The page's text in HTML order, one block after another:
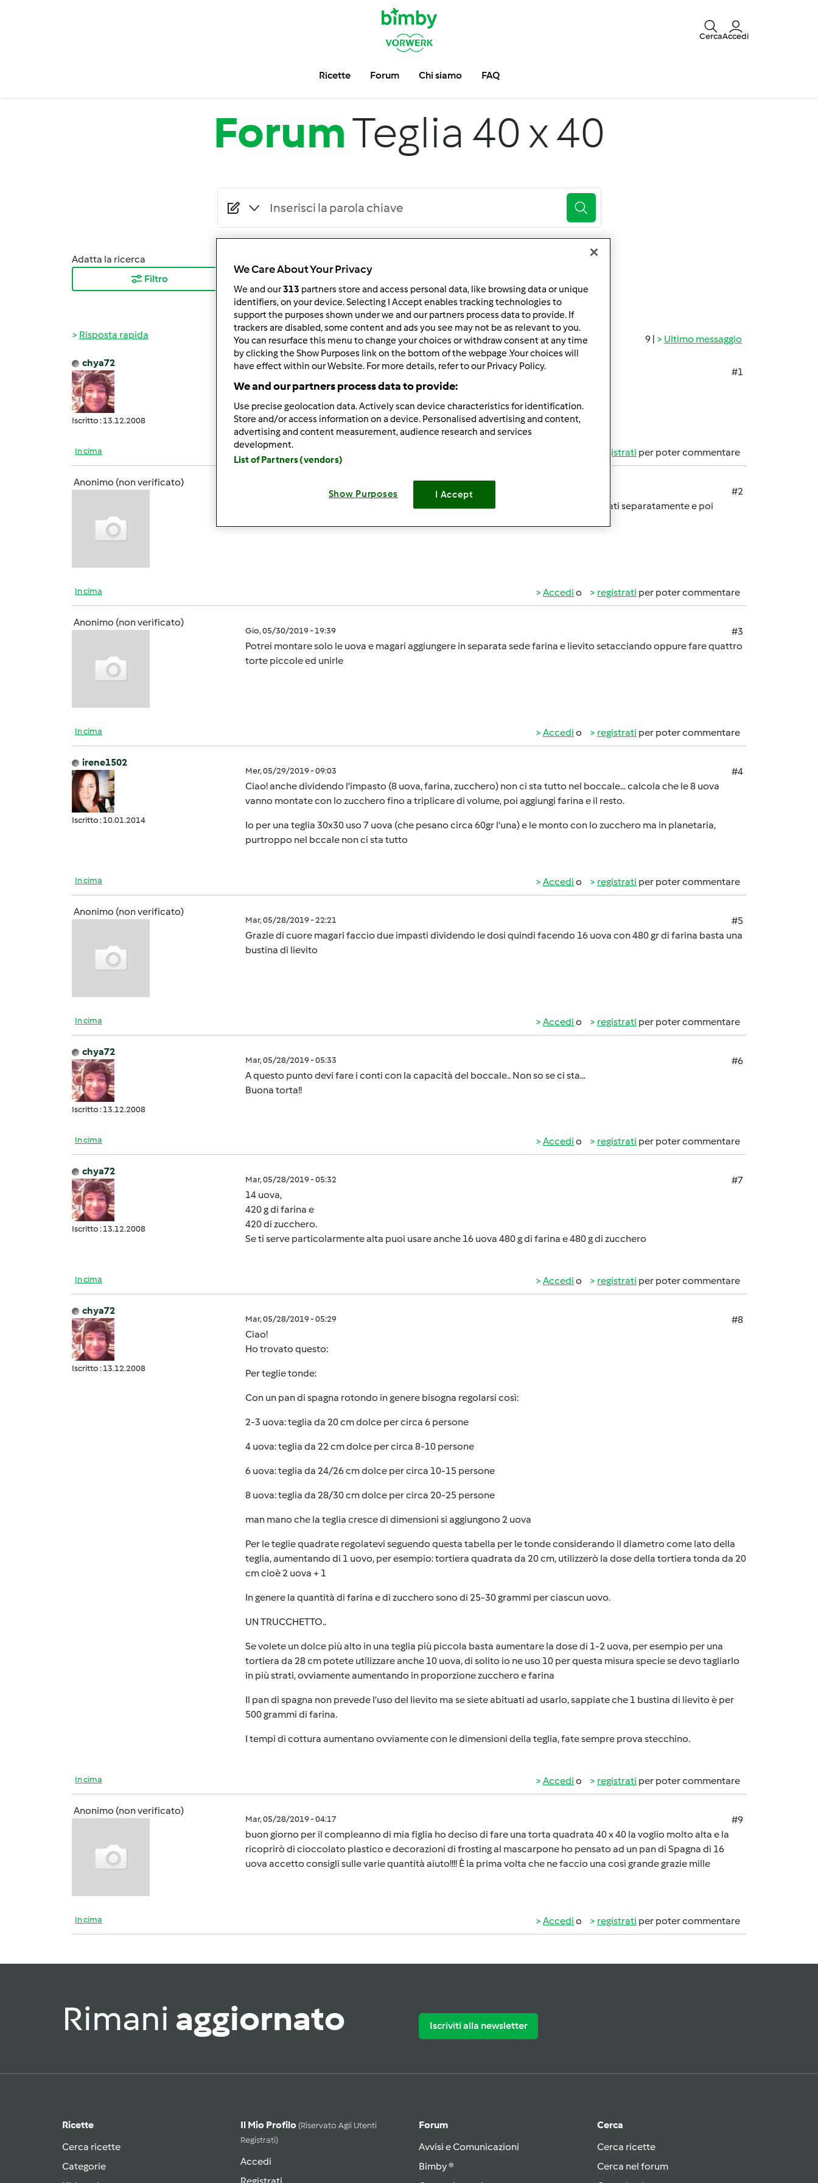
CercaAccedi
Ricette Forum Chi siamo FAQ
ForumTeglia 40 x 40
Adatta la ricerca
Filtro
9 | Ultimo messaggio
Risposta rapida
chya72
Iscritto : 13.12.2008
Gio, 08/01/2019 - 09:34
#1
Ottimo!!! Foto?
In cima registrati per poter commentare
Anonimo (non verificato)
Gio, 08/01/2019 - 05:58
#2
Alla fine ho risolto facendo due impasto completi da nove uova ciascuno ed infornati separatamente e poi
In cima Accedi o registrati per poter commentare
Anonimo (non verificato)
Gio, 05/30/2019 - 19:39
#3
Potrei montare solo le uova e magari aggiungere in separata sede farina e lievito setacciando oppure fare quattro
torte piccole ed unirle
In cima Accedi o registrati per poter commentare
irene1502
Iscritto : 10.01.2014
Mer, 05/29/2019 - 09:03
#4
Ciao! anche dividendo l'impasto (8 uova, farina, zucchero) non ci sta tutto nel boccale... calcola che le 8 uova
vanno montate con lo zucchero fino a triplicare di volume, poi aggiungi farina e il resto.
Io per una teglia 30x30 uso 7 uova (che pesano circa 60gr l'una) e le monto con lo zucchero ma in planetaria,
purtroppo nel bccale non ci sta tutto
In cima Accedi o registrati per poter commentare
Anonimo (non verificato)
Mar, 05/28/2019 - 22:21
#5
Grazie di cuore magari faccio due impasti dividendo le dosi quindi facendo 16 uova con 480 gr di farina basta una
bustina di lievito
In cima Accedi o registrati per poter commentare
chya72
Iscritto : 13.12.2008
Mar, 05/28/2019 - 05:33
#6
A questo punto devi fare i conti con la capacità del boccale.. Non so se ci sta...
Buona torta!!
In cima Accedi o registrati per poter commentare
chya72
Iscritto : 13.12.2008
Mar, 05/28/2019 - 05:32
#7
14 uova,
420 g di farina e
420 di zucchero.
Se ti serve particolarmente alta puoi usare anche 16 uova 480 g di farina e 480 g di zucchero
In cima Accedi o registrati per poter commentare
chya72
Iscritto : 13.12.2008
Mar, 05/28/2019 - 05:29
#8
Ciao!
Ho trovato questo:
Perteglie tonde:
Con un pan di spagna rotondo in genere bisogna regolarsi così:
2-3 uova: teglia da 20 cm dolce per circa 6 persone
4 uova: teglia da 22 cm dolce per circa 8-10 persone
6 uova: teglia da 24/26 cm dolce per circa 10-15 persone
8 uova: teglia da 28/30 cm dolce per circa 20-25 persone
man mano che la teglia cresce di dimensioni si aggiungono 2 uova
Per leteglie quadrate regolatevi seguendo questa tabella per le tonde considerando il diametro come lato della
teglia, aumentando di 1 uovo, per esempio: tortiera quadrata da 20 cm, utilizzerò la dose della tortiera tonda da 20
cm cioè 2 uova + 1
In genere la quantità di farina e di zucchero sono di 25-30 grammi per ciascun uovo.
UN TRUCCHETTO..
Se volete un dolce più alto in una teglia più piccola basta aumentare la dose di 1-2 uova, per esempio per una
tortiera da 28 cm potete utilizzare anche 10 uova, di solito io ne uso 10 per questa misura specie se devo tagliarlo
in più strati, ovviamente aumentando in proporzione zucchero e farina
Il pan di spagna non prevede l’uso del lievito ma se siete abituati ad usarlo, sappiate che 1 bustina di lievito è per
500 grammi di farina.
I tempi di cottura aumentano ovviamente con le dimensioni della teglia, fate sempre prova stecchino.
In cima Accedi o registrati per poter commentare
Anonimo (non verificato)
Mar, 05/28/2019 - 04:17
#9
buon giorno per il compleanno di mia figlia ho deciso di fare una torta quadrata 40 x 40 la voglio molto alta e la
ricoprirò di cioccolato plastico e decorazioni di frosting al mascarpone ho pensato ad un pan di Spagna di 16
uova accetto consigli sulle varie quantità aiuto!!!! È la prima volta che ne faccio una così grande grazie mille
In cima Accedi o registrati per poter commentare
Rimani aggiornato Iscriviti alla newsletter
Ricette
Cerca ricette
Categorie
Il Mio Profilo (riservato Agli Utenti
Registrati)
Accedi
Forum
Avvisi e Comunicazioni
Bimby ®
Cerca
Cerca ricette
Cerca nel forum
We Care About Your Privacy
We and our313 partners store and access personal data, like browsing data or unique
identifiers, on your device. Selecting I Accept enables tracking technologies to
support the purposes shown under we and our partners process data to provide. If
trackers are disabled, some content and ads you see may not be as relevant to you.
You can resurface this menu to change your choices or withdraw consent at any time
by clicking the Show Purposes link on the bottom of the webpage .Your choices will
have effect within our Website. For more details, refer to our Privacy Policy.
We and our partners process data to provide:
Use precise geolocation data. Actively scan device characteristics for identification.
Store and/or access information on a device. Personalised advertising and content,
advertising and content measurement, audience research and services
development.
List of Partners (vendors)
Show Purposes I Accept